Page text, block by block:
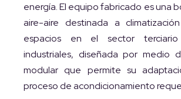
energía. El equipo fabricado es una
aire-aire destinada a
espacios en el sector
industriales, diseñada por medio
modular que permite su
proceso de acondicionamiento